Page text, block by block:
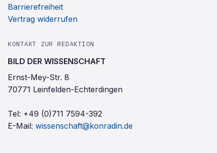
Barrierefreiheit
Vertrag widerrufen
KONTAKT ZUR REDAKTION
BILD DER WISSENSCHAFT
Ernst-Mey-Str. 8
70771 Leinfelden-Echterdingen
Tel: +49 (0)711 7594-392
E-Mail: wissenschaft@konradin.de